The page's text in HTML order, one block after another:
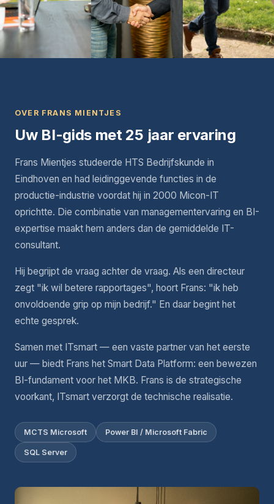
OVER FRANS MIENTJES
Uw BI-gids met 25 jaar ervaring
Frans Mientjes studeerde HTS Bedrijfskunde in
Eindhoven en had leidinggevende functies in de
productie-industrie voordat hij in 2000 Micon-IT
oprichtte. Die combinatie van managementervaring en BI-
expertise maakt hem anders dan de gemiddelde IT-
consultant.
Hij begrijpt de vraag achter de vraag. Als een directeur
zegt "ik wil betere rapportages", hoort Frans: "ik heb
onvoldoende grip op mijn bedrijf." En daar begint het
echte gesprek.
Samen met ITsmart — een vaste partner van het eerste
uur — biedt Frans het Smart Data Platform: een bewezen
BI-fundament voor het MKB. Frans is de strategische
voorkant, ITsmart verzorgt de technische realisatie.
MCTS Microsoft Power BI / Microsoft Fabric
SQL Server